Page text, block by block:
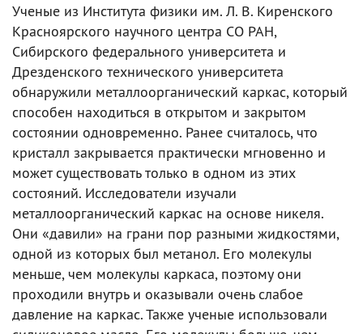
Ученые из Института физики им. Л. В. Киренского
Красноярского научного центра СО РАН,
Сибирского федерального университета и
Дрезденского технического университета
обнаружили металлоорганический каркас, который
способен находиться в открытом и закрытом
состоянии одновременно. Ранее считалось, что
кристалл закрывается практически мгновенно и
может существовать только в одном из этих
состояний. Исследователи изучали
металлоорганический каркас на основе никеля.
Они «давили» на грани пор разными жидкостями,
одной из которых был метанол. Его молекулы
меньше, чем молекулы каркаса, поэтому они
проходили внутрь и оказывали очень слабое
давление на каркас. Также ученые использовали